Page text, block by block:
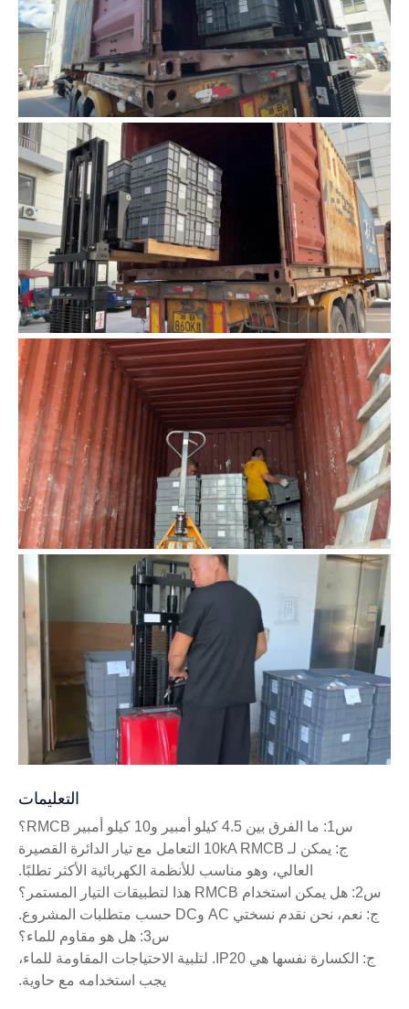
التعليمات
س1: ما الفرق بين 4.5 كيلو أمبير و10 كيلو أمبير RMCB؟
ج: يمكن لـ 10kA RMCB التعامل مع تيار الدائرة القصيرة
العالي، وهو مناسب للأنظمة الكهربائية الأكثر تطلبًا.
س2: هل يمكن استخدام RMCB هذا لتطبيقات التيار المستمر؟
ج: نعم، نحن نقدم نسختي AC وDC حسب متطلبات المشروع.
س3: هل هو مقاوم للماء؟
ج: الكسارة نفسها هي IP20. لتلبية الاحتياجات المقاومة للماء،
يجب استخدامه مع حاوية.